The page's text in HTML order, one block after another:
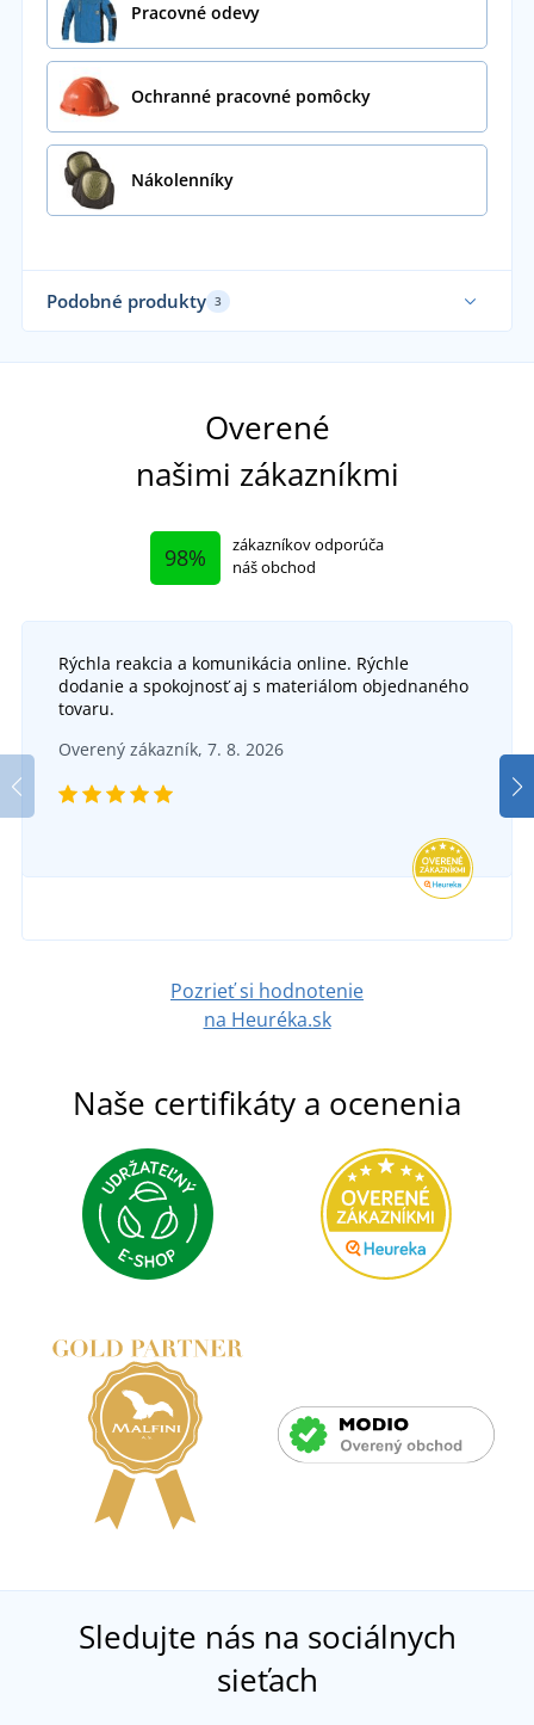
Pracovné odevy
Ochranné pracovné pomôcky
Nákolenníky
Podobné produkty 3
Overené
našimi zákazníkmi
98%
zákazníkov odporúča
náš obchod
Rýchla reakcia a komunikácia online. Rýchle
dodanie a spokojnosť aj s materiálom objednaného
tovaru.
Overený zákazník, 7. 8. 2026
Pozrieť si hodnotenie
na Heuréka.sk
Naše certifikáty a ocenenia
Sledujte nás na sociálnych
sieťach